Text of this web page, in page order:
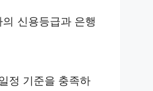
신용등급과 은행
정 기준을 충족하